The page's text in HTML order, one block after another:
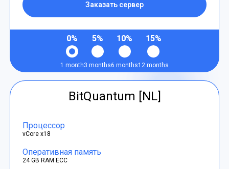
Заказать сервер
0%
1 month
5%
3 months
10%
6 months
15%
12 months
BitQuantum [NL]
Процессор
vCore x18
Оперативная память
24 GB RAM ECC